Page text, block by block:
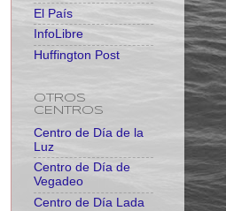
El País
InfoLibre
Huffington Post
OTROS
CENTROS
Centro de Día de la
Luz
Centro de Día de
Vegadeo
Centro de Día Lada